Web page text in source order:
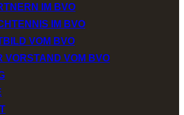
IM BVO
IM BVO
VOM BVO
VORSTAND VOM BVO